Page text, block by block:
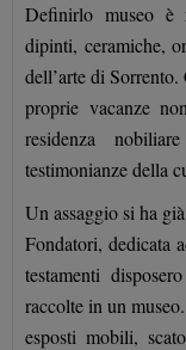
Definirlo museo è
dipinti, ceramiche,
dell’arte di
proprie vacanze
residenza
testimonianze della
Un assaggio si ha
Fondatori, dedicata
testamenti
raccolte in un
esposti mobili,